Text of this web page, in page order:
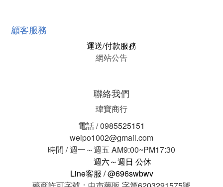
顧客服務
運送/付款服務
網站公告
聯絡我們
瑋寶商行
電話 / 0985525151
weipo1002@gmail.com
時間 / 週一～週五 AM9:00~PM17:30
週六～週日 公休
Line客服 / @696swbwv